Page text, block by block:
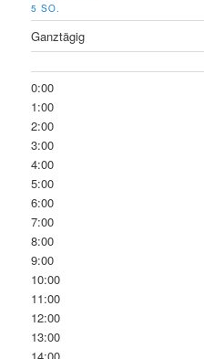
5 SO.
Ganztägig
0:00
1:00
2:00
3:00
4:00
5:00
6:00
7:00
8:00
9:00
10:00
11:00
12:00
13:00